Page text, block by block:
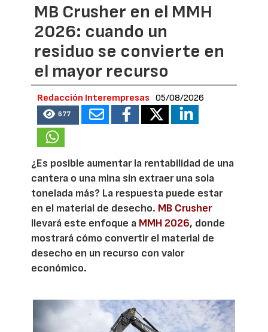
MB Crusher en el MMH
2026: cuando un
residuo se convierte en
el mayor recurso
Redacción Interempresas 05/08/2026
677
¿Es posible aumentar la rentabilidad de una
cantera o una mina sin extraer una sola
tonelada más? La respuesta puede estar
en el material de desecho. MB Crusher
llevará este enfoque a MMH 2026, donde
mostrará cómo convertir el material de
desecho en un recurso con valor
económico.